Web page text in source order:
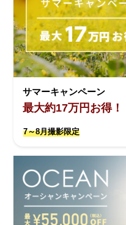
サマーキャンペーン
最大約17万円お得！
7～8月撮影限定